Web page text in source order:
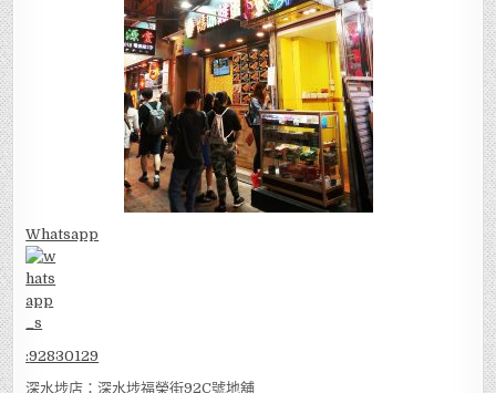
Whatsapp
:92830129
深水埗店：深水埗福榮街92C號地舖